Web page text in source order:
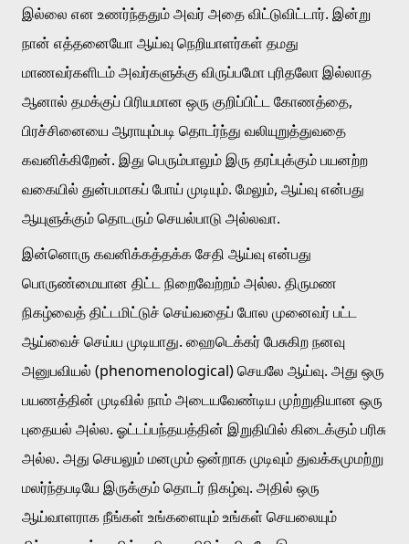
இல்லை என உணர்ந்ததும் அவர் அதை விட்டுவிட்டார். இன்று
நான் எத்தனையோ ஆய்வு நெறியாளர்கள் தமது
மாணவர்களிடம் அவர்களுக்கு விருப்பமோ புரிதலோ இல்லாத
ஆனால் தமக்குப் பிரியமான ஒரு குறிப்பிட்ட கோணத்தை,
பிரச்சினையை ஆராயும்படி தொடர்ந்து வலியுறுத்துவதை
கவனிக்கிறேன். இது பெரும்பாலும் இரு தரப்புக்கும் பயனற்ற
வகையில் துன்பமாகப் போய் முடியும். மேலும், ஆய்வு என்பது
ஆயுளுக்கும் தொடரும் செயல்பாடு அல்லவா.
இன்னொரு கவனிக்கத்தக்க சேதி ஆய்வு என்பது
பொருண்மையான திட்ட நிறைவேற்றம் அல்ல. திருமண
நிகழ்வைத் திட்டமிட்டுச் செய்வதைப் போல முனைவர் பட்ட
ஆய்வைச் செய்ய முடியாது. ஹைடெக்கர் பேசுகிற நனவு
அனுபவியல் (phenomenological) செயலே ஆய்வு. அது ஒரு
பயணத்தின் முடிவில் நாம் அடையவேண்டிய முற்றுதியான ஒரு
புதையல் அல்ல. ஓட்டப்பந்தயத்தின் இறுதியில் கிடைக்கும் பரிசு
அல்ல. அது செயலும் மனமும் ஒன்றாக முடிவும் துவக்கமுமற்று
மலர்ந்தபடியே இருக்கும் தொடர் நிகழ்வு. அதில் ஒரு
ஆய்வாளராக நீங்கள் உங்களையும் உங்கள் செயலையும்